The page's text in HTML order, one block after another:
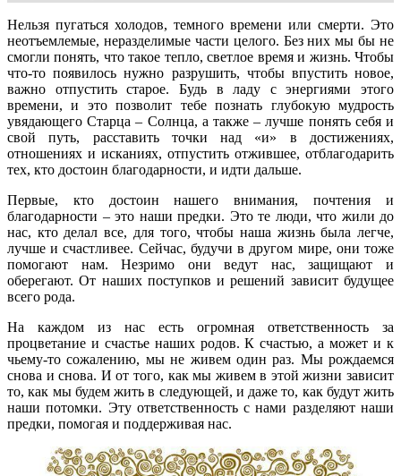
Нельзя пугаться холодов, темного времени или смерти. Это
неотъемлемые, неразделимые части целого. Без них мы бы не
смогли понять, что такое тепло, светлое время и жизнь. Чтобы
что-то появилось нужно разрушить, чтобы впустить новое,
важно отпустить старое. Будь в ладу с энергиями этого
времени, и это позволит тебе познать глубокую мудрость
увядающего Старца – Солнца, а также – лучше понять себя и
свой путь, расставить точки над «и» в достижениях,
отношениях и исканиях, отпустить отжившее, отблагодарить
тех, кто достоин благодарности, и идти дальше.
Первые, кто достоин нашего внимания, почтения и
благодарности – это наши предки. Это те люди, что жили до
нас, кто делал все, для того, чтобы наша жизнь была легче,
лучше и счастливее. Сейчас, будучи в другом мире, они тоже
помогают нам. Незримо они ведут нас, защищают и
оберегают. От наших поступков и решений зависит будущее
всего рода.
На каждом из нас есть огромная ответственность за
процветание и счастье наших родов. К счастью, а может и к
чьему-то сожалению, мы не живем один раз. Мы рождаемся
снова и снова. И от того, как мы живем в этой жизни зависит
то, как мы будем жить в следующей, и даже то, как будут жить
наши потомки. Эту ответственность с нами разделяют наши
предки, помогая и поддерживая нас.